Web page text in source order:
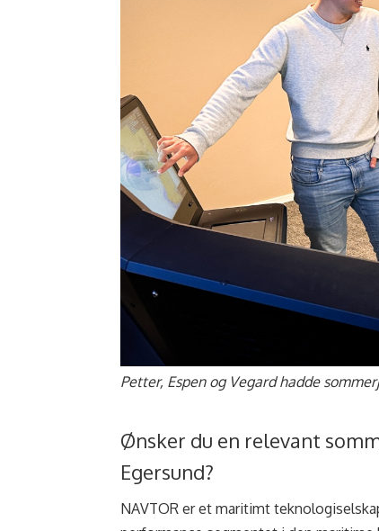
Petter, Espen og Vegard hadde
Ønsker du en relevant
Egersund?
NAVTOR er et maritimt